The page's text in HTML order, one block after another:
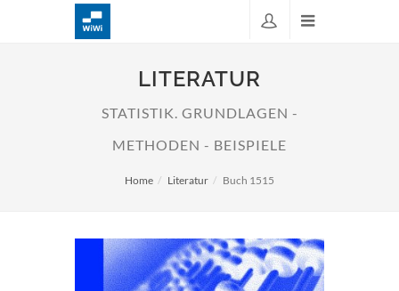
LITERATUR
STATISTIK. GRUNDLAGEN -
METHODEN - BEISPIELE
Home Literatur Buch 1515